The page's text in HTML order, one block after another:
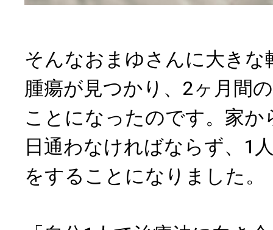
そんなおまゆさんに大きな
腫瘍が見つかり、2ヶ月間
ことになったのです。家か
日通わなければならず、1
をすることになりました。